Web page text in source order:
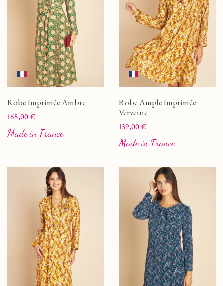
Robe Imprimée Ambre
Prix
165,00 €
Made in France
Robe Ample Imprimée
Verveine
Prix
139,00 €
Made in France